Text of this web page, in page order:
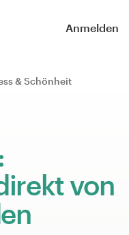
Anmelden
& Schönheit
von